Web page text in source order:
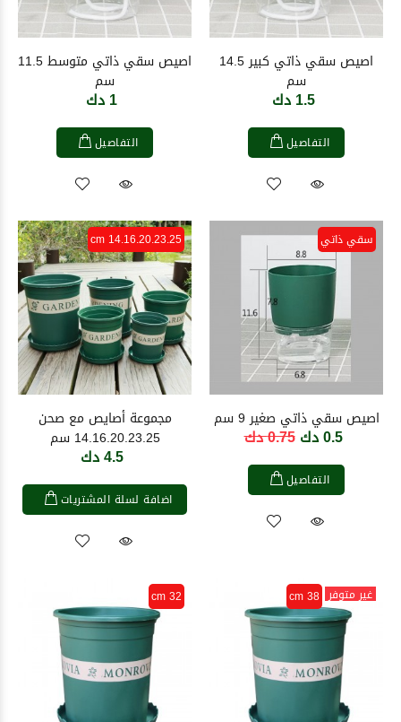
اصيص سقي ذاتي كبير 14.5
سم
1.5 دك
التفاصيل
اصيص سقي ذاتي متوسط 11.5
سم
1 دك
التفاصيل
سقي ذاتي
اصيص سقي ذاتي صغير 9 سم
0.5 دك 0.75 دك
التفاصيل
14.16.20.23.25 cm
مجموعة أصايص مع صحن
14.16.20.23.25 سم
4.5 دك
اضافة لسلة المشتريات
غير متوفر 38 cm
32 cm